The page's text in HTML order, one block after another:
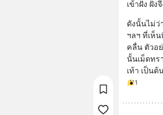
เข้าฝั่ง ฝั่ง
ดังนั้นไม่ว่
ฯลฯ ที่เห็
คลื่น ตัวอ
นั้นเม็ดทร
เท้า เป็นต้
1